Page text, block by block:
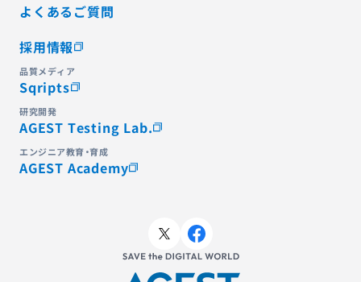
よくあるご質問
採用情報
品質メディア
Sqripts
研究開発
AGEST Testing Lab.
エンジニア教育・育成
AGEST Academy